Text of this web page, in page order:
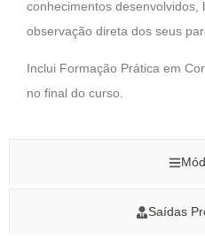
Saídas
conhecimentos desenvolvidos,
observação direta dos seus
Inclui Formação Prática em
no final do curso.